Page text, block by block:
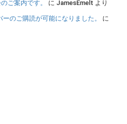
ご案内です。 に JamesEmelt より
のご購読が可能になりました。
に